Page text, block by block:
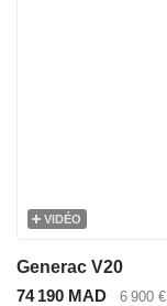
VIDÉO
Generac V20
74 190 MAD
6 900 €